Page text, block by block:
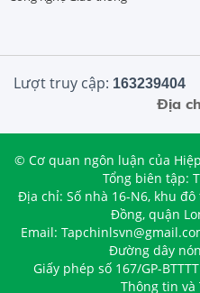
Lượt truy cập: 163239404
Địa
© Cơ quan ngôn luận của
Tổng biên tập:
Địa chỉ: Số nhà 16-N6, khu
Đồng, quận
Email:
Đường dây
Giấy phép số 167/GP-
Thông tin và